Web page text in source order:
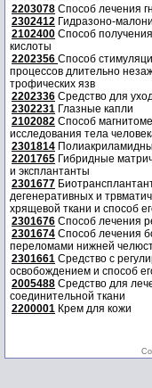
2203078 Способ лечения
2302412 Гидразоно-
2102400 Способ
кислоты
2202356 Способ
процессов длительно
трофических язв
2202336 Средство для
2302231 Глазные капли
2102082 Способ
исследования тела
2301814
2201765 Гибридные
и эксплантанты
2301677
дегенеративных и
хрящевой ткани и способ
2301676 Способ лечения
2301674 Способ лечения
переломами нижней
2301661 Средство с
освобождением и способ
2005488 Средство для
соединительной ткани
2200001 Крем для кожи